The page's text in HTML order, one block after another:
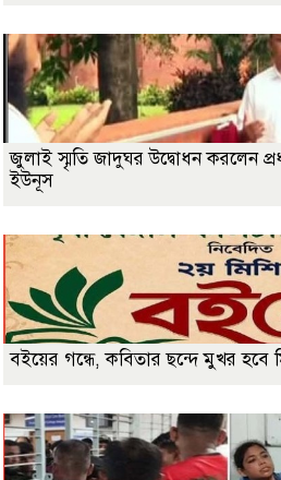
জুলাই স্মৃতি জাদুঘর উদ্বোধন করলেন
ইউনূস
বইয়ের গন্ধে, কবিতার ছন্দে মুখর